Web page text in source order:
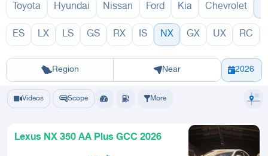
Toyota Hyundai Nissan Ford Kia Chevrolet
ES LX LS GS RX IS NX GX UX RC
Region
Riyadh Eastern Region Yanbu Hafar Al Batin Madinah
Near 2026
NX 2027
Videos Scope More
Lexus NX 350 AA Plus GCC 2026